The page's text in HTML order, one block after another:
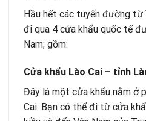
Hầu hết các tuyến đường từ
đi qua 4 cửa khẩu quốc tế
Nam; gồm:
Cửa khẩu Lào Cai – tỉnh
Đây là một cửa khẩu nằm ở
Cai. Bạn có thể đi từ cửa